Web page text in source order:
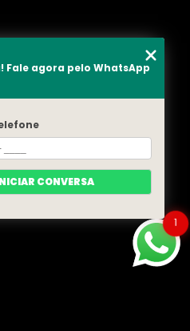
1
Fale agora pelo WhatsApp
CONVERSA